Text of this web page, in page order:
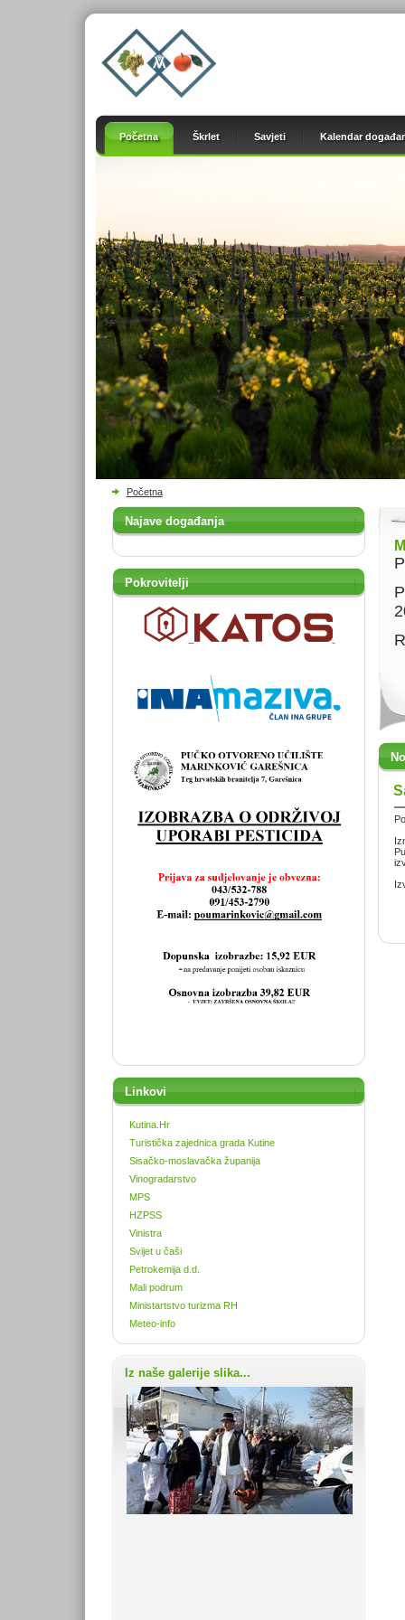
Početna Škrlet Savjeti Kalendar
Početna
Najave događanja
Pokrovitelji
Linkovi
Kutina.Hr
Turistička zajednica grada Kutine
Sisačko-moslavačka županija
Vinogradarstvo
MPS
HZPSS
Vinistra
Svijet u čaši
Petrokemija d.d.
Mali podrum
Ministartstvo turizma RH
Meteo-info
Iz naše galerije slika...